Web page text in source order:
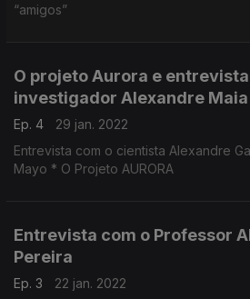
“amigos”
O projeto Aurora e
investigador Alexandre Maia
Ep. 4
29 jan. 2022
Entrevista com o cientista Alexandre
Mayo * O Projeto AURORA
Entrevista com o Professor
Pereira
Ep. 3
22 jan. 2022